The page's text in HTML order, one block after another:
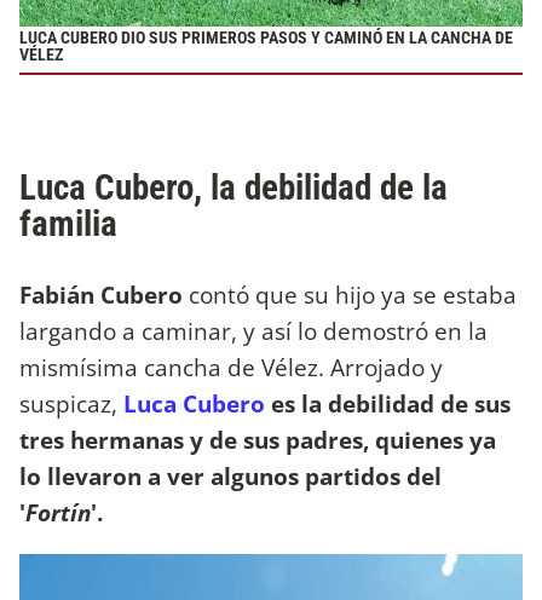
LUCA CUBERO DIO SUS PRIMEROS PASOS Y CAMINÓ EN LA CANCHA DE
VÉLEZ
Luca Cubero, la debilidad de la
familia
Fabián Cubero contó que su hijo ya se estaba
largando a caminar, y así lo demostró en la
mismísima cancha de Vélez. Arrojado y
suspicaz, Luca Cubero es la debilidad de sus
tres hermanas y de sus padres, quienes ya
lo llevaron a ver algunos partidos del
'Fortín'.